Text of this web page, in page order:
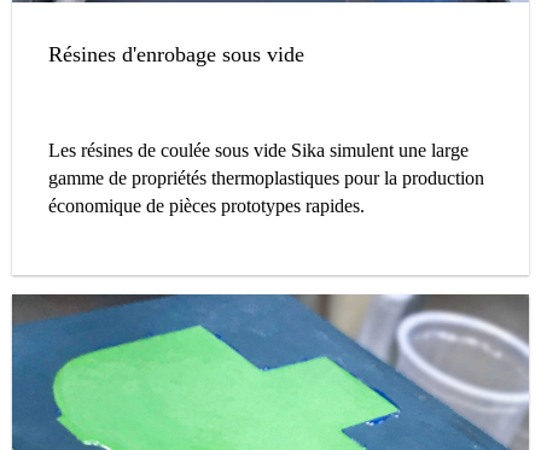
Résines d'enrobage sous vide
Les résines de coulée sous vide Sika simulent une large
gamme de propriétés thermoplastiques pour la production
économique de pièces prototypes rapides.